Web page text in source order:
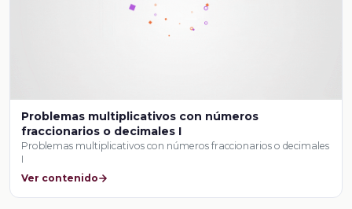
Problemas multiplicativos con números
fraccionarios o decimales I
Problemas multiplicativos con números fraccionarios o decimales
I
Ver contenido